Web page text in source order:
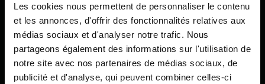
Les cookies nous permettent de personnaliser le contenu
et les annonces, d'offrir des fonctionnalités relatives aux
médias sociaux et d'analyser notre trafic. Nous
partageons également des informations sur l'utilisation de
notre site avec nos partenaires de médias sociaux, de
publicité et d'analyse, qui peuvent combiner celles-ci